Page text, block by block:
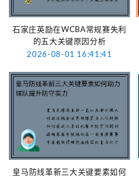
石家庄英励在WCBA常规赛失利
的五大关键原因分析
2026-08-01 16:41:41
皇马防线革新三大关键要素如何